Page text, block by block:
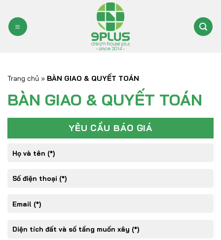
qua
nội
Trang chủ » BÀN GIAO & QUYẾT TOÁN
BÀN GIAO & QUYẾT TOÁN
YÊU CẦU BÁO GIÁ